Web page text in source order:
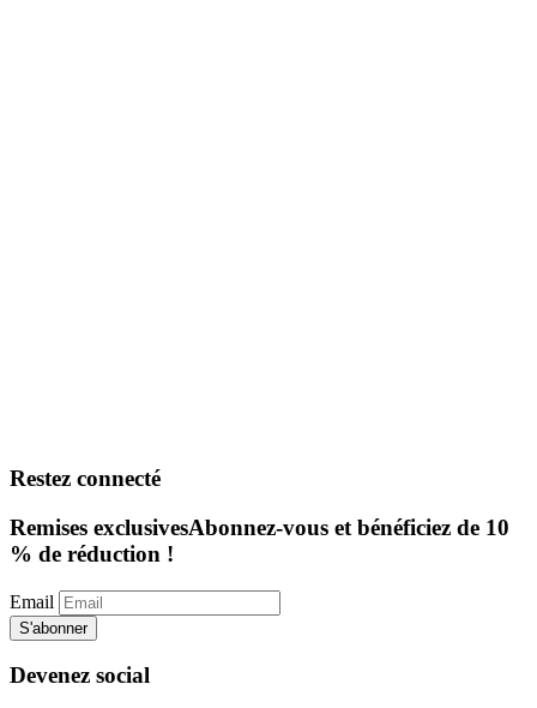
Restez connecté
Remises exclusivesAbonnez-vous et bénéficiez de 10
% de réduction !
Email
S'abonner
Devenez social